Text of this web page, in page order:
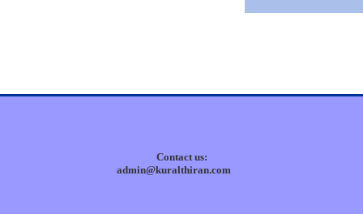
Contact us:
admin@kuralthiran.com